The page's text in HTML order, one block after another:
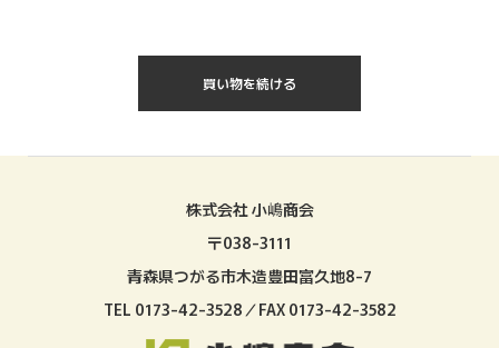
株式会社 小嶋商会
〒038-3111
青森県つがる市木造豊田富久地8-7
TEL 0173-42-3528／FAX 0173-42-3582